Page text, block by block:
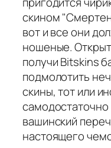
скином
вот и все они
ношеные.
получи Bitskins
подмолотить
скины, тот или
вашинский
настоящего